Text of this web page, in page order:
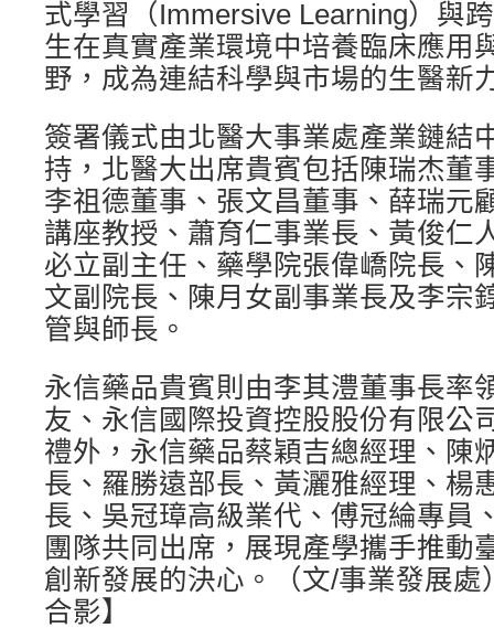
式學習（Immersive Learning）與
生在真實產業環境中培養臨床應用
野，成為連結科學與市場的生醫新
簽署儀式由北醫大事業處產業鏈結
持，北醫大出席貴賓包括陳瑞杰董
李祖德董事、張文昌董事、薛瑞元
講座教授、蕭育仁事業長、黃俊仁
必立副主任、藥學院張偉嶠院長、
文副院長、陳月女副事業長及李宗
管與師長。
永信藥品貴賓則由李其澧董事長率
友、永信國際投資控股股份有限公
禮外，永信藥品蔡穎吉總經理、陳
長、羅勝遠部長、黃灑雅經理、楊
長、吳冠璋高級業代、傅冠綸專員
團隊共同出席，展現產學攜手推動
創新發展的決心。（文/事業發展處
合影】